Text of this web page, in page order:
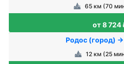
65 км (70
от 8 724
Родос (город)
12 км (25